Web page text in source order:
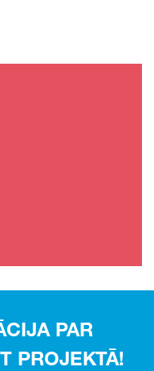
PAR
PROJEKTĀ!